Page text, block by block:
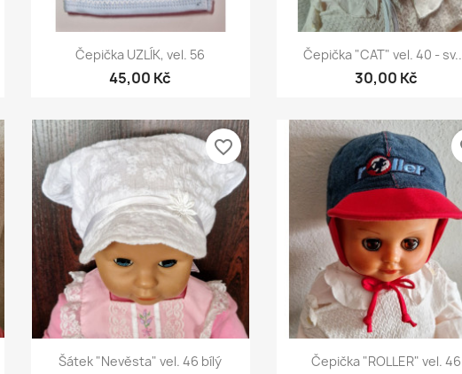
Rychlý náhled
Čepička UZLÍK, vel. 56
45,00 Kč
Rychlý náhled
Čepička "CAT" vel. 40 -
30,00 Kč
Rychlý náhled
Šátek "Nevěsta" vel. 46 bílý
favorite_border
Rychlý náhled
Čepička "ROLLER" vel. 46